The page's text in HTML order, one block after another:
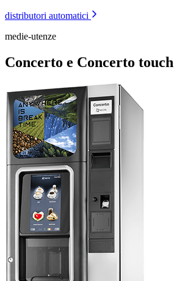
distributori automatici
medie-utenze
Concerto e Concerto touch